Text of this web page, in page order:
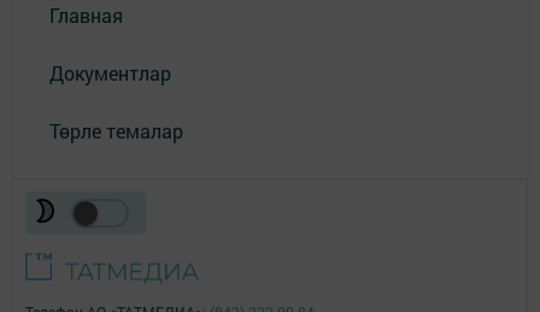
Главная
Документлар
Төрле темалар